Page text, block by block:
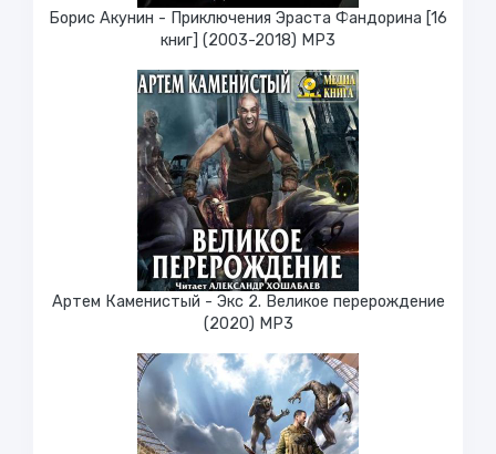
Борис Акунин - Приключения Эраста Фандорина [16
книг] (2003-2018) МР3
Артем Каменистый - Экс 2. Великое перерождение
(2020) МР3